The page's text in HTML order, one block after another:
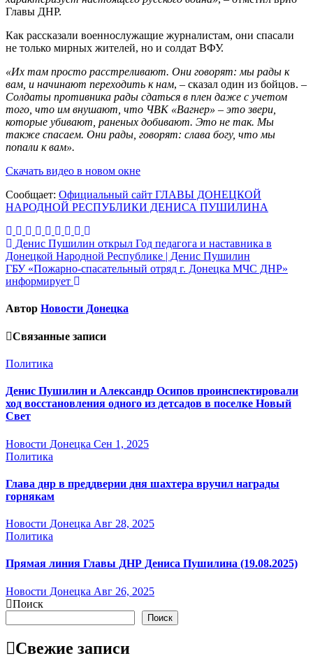
Главы ДНР.
Как рассказали военнослужащие журналистам, они спасали
не только мирных жителей, но и солдат ВФУ.
«Их там просто расстреливают. Они говорят: мы рады к
вам, и начинают переходить к нам, – сказал один из бойцов. –
Солдаты противника рады сдаться в плен даже с учетом
того, что им внушают, что ЧВК «Вагнер» – это звери,
которые убивают, раненых добивают. Это не так. Мы
также спасаем. Они рады, говорят: слава богу, что мы
попали к вам».
Скачать видео в новом окне
Сообщает: Официальный сайт ГЛАВЫ ДОНЕЦКОЙ
НАРОДНОЙ РЕСПУБЛИКИ ДЕНИСА ПУШИЛИНА
Навигация
по
записям
Денис Пушилин открыл Год педагога и наставника в
Донецкой Народной Республике | Денис Пушилин
ГБУ «Пожарно-спасательный отряд г. Донецка МЧС ДНР»
информирует
Автор Новости Донецка
Связанные записи
Политика
Денис Пушилин и Александр Осипов проинспектировали
ход восстановления одного из детсадов в поселке Новый
Свет
Новости Донецка Сен 1, 2025
Политика
Глава днр в преддверии дня шахтера вручил награды
горнякам
Новости Донецка Авг 28, 2025
Политика
Прямая линия Главы ДНР Дениса Пушилина (19.08.2025)
Новости Донецка Авг 26, 2025
Поиск
Поиск
Свежие записи